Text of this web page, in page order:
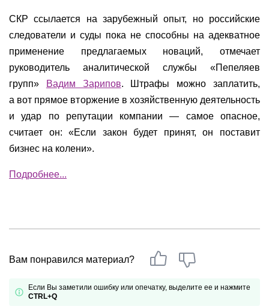
СКР ссылается на зарубежный опыт, но российские
следователи и суды пока не способны на адекватное
применение предлагаемых новаций, отмечает
руководитель аналитической службы «Пепеляев
групп»
Вадим Зарипов. Штрафы можно заплатить,
а вот прямое вторжение в хозяйственную деятельность
и удар по репутации компании — самое опасное,
считает он: «Если закон будет принят, он поставит
бизнес на колени».
Подробнее...
Вам понравился материал?
Если Вы заметили ошибку или опечатку, выделите ее и нажмите
CTRL+Q